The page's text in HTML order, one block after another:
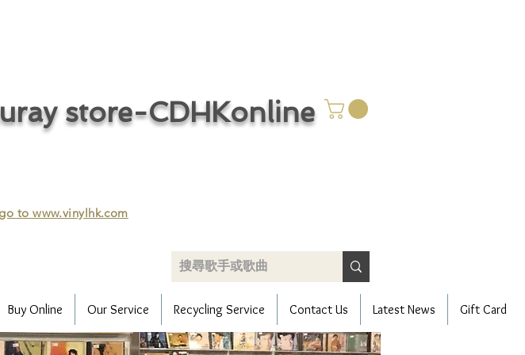
store-CDHKonline
go towww.vinylhk.com
Buy Online Our Service Recycling Service Contact Us Latest News Gift Card